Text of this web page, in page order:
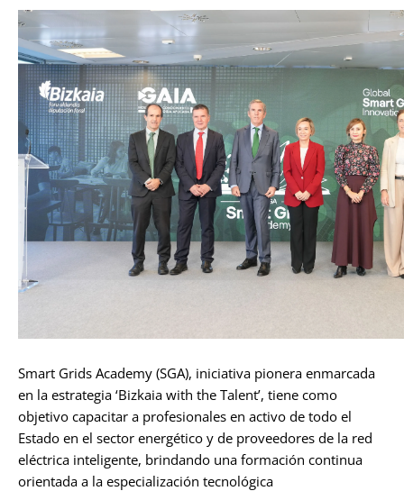
Smart Grids Academy (SGA), iniciativa pionera enmarcada
en la estrategia ‘Bizkaia with the Talent’, tiene como
objetivo capacitar a profesionales en activo de todo el
Estado en el sector energético y de proveedores de la red
eléctrica inteligente, brindando una formación continua
orientada a la especialización tecnológica